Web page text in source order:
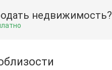
недвижимость?